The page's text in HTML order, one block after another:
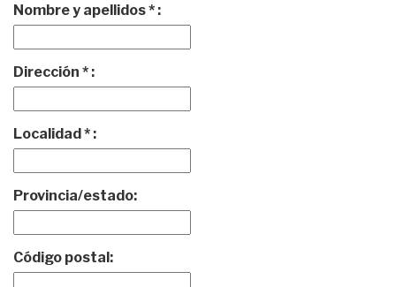
Nombre y apellidos * :
Dirección * :
Localidad * :
Provincia/estado:
Código postal: